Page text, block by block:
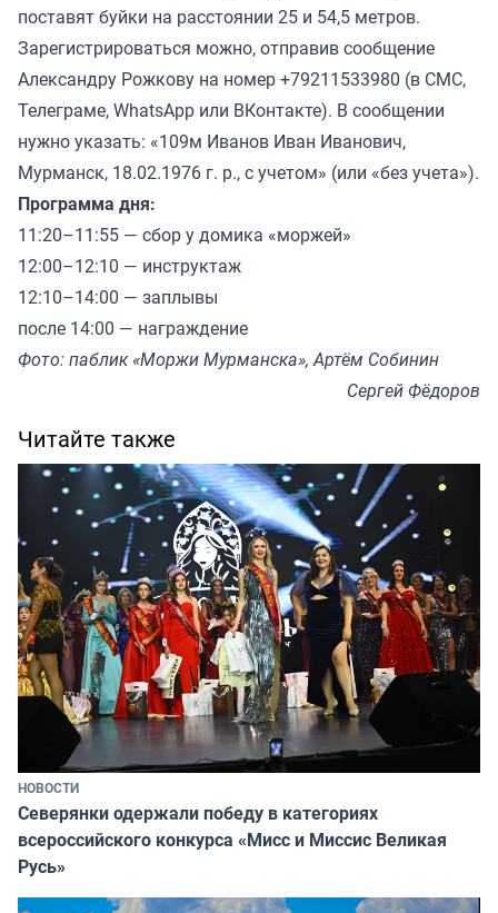
поставят буйки на расстоянии 25 и 54,5 метров.
Зарегистрироваться можно, отправив сообщение
Александру Рожкову на номер +79211533980 (в СМС,
Телеграме, WhatsApp или ВКонтакте). В сообщении
нужно указать: «109м Иванов Иван Иванович,
Мурманск, 18.02.1976 г. р., с учетом» (или «без учета»).
Программа дня:
11:20–11:55 — сбор у домика «моржей»
12:00–12:10 — инструктаж
12:10–14:00 — заплывы
после 14:00 — награждение
Фото: паблик «Моржи Мурманска», Артём Собинин
Сергей Фёдоров
Читайте также
НОВОСТИ
Северянки одержали победу в категориях
всероссийского конкурса «Мисс и Миссис Великая
Русь»